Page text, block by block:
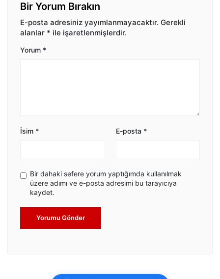
Bir Yorum Bırakın
E-posta adresiniz yayımlanmayacaktır. Gerekli
alanlar * ile işaretlenmişlerdir.
Yorum *
İsim * E-posta *
Bir dahaki sefere yorum yaptığımda kullanılmak
üzere adımı ve e-posta adresimi bu tarayıcıya
kaydet.
Yorumu Gönder